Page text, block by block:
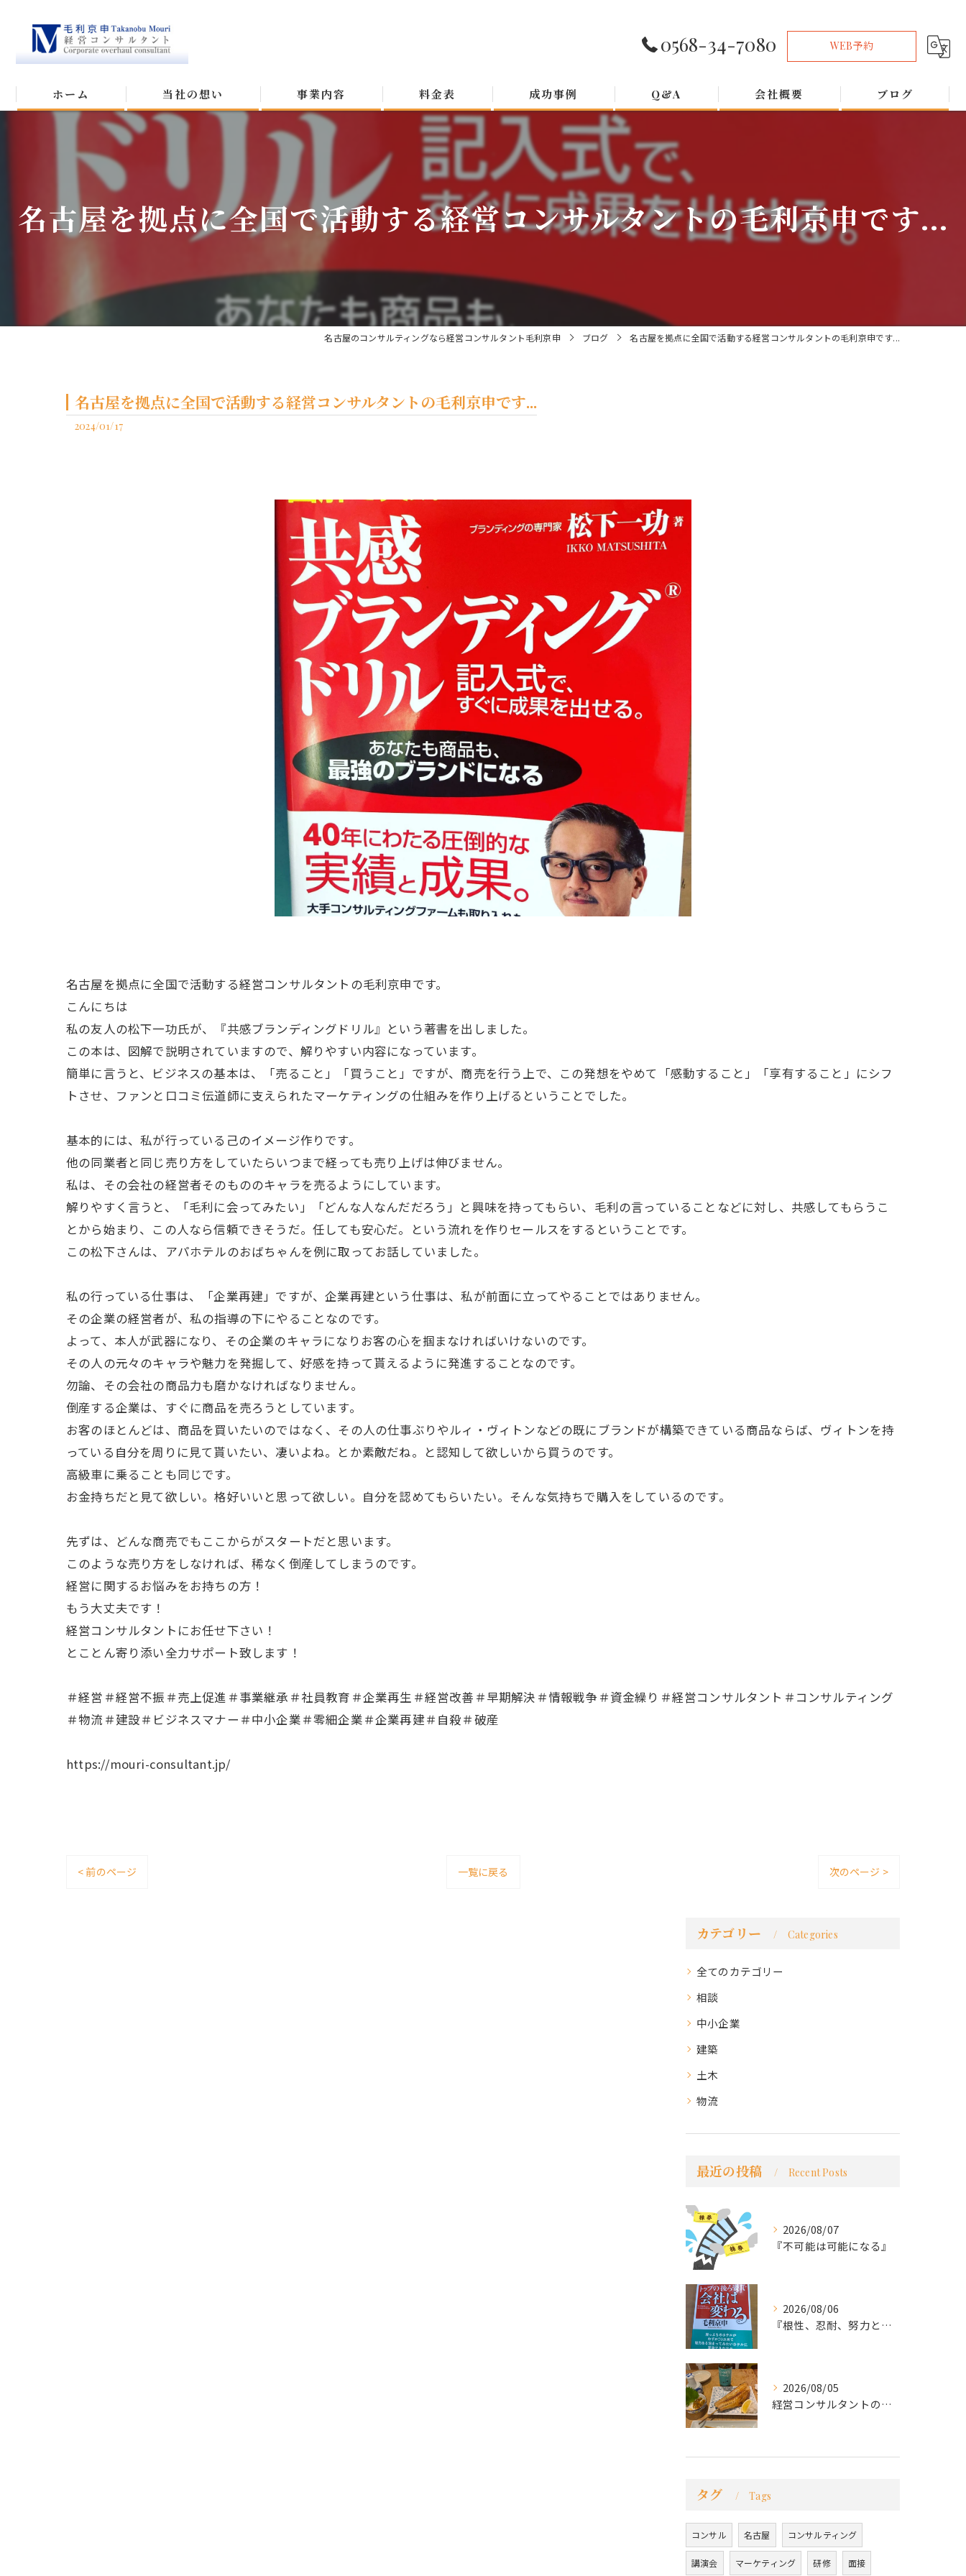
0568-34-7080 WEB予約
ホーム 当社の想い 事業内容 料金表 成功事例 Q&A 会社概要 ブログ
名古屋を拠点に全国で活動する経営コンサルタントの毛利京申です...
名古屋のコンサルティングなら経営コンサルタント毛利京申 ブログ 名古屋を拠点に全国で活動する経営コンサルタントの毛利京申です...
名古屋を拠点に全国で活動する経営コンサルタントの毛利京申です...
2024/01/17
名古屋を拠点に全国で活動する経営コンサルタントの毛利京申です。
こんにちは
私の友人の松下一功氏が、『共感ブランディングドリル』という著書を出しました。
この本は、図解で説明されていますので、解りやすい内容になっています。
簡単に言うと、ビジネスの基本は、「売ること」「買うこと」ですが、商売を行う上で、この発想をやめて「感動すること」「享有すること」にシフ
トさせ、ファンと口コミ伝道師に支えられたマーケティングの仕組みを作り上げるということでした。
基本的には、私が行っている己のイメージ作りです。
他の同業者と同じ売り方をしていたらいつまで経っても売り上げは伸びません。
私は、その会社の経営者そのもののキャラを売るようにしています。
解りやすく言うと、「毛利に会ってみたい」「どんな人なんだだろう」と興味を持ってもらい、毛利の言っていることなどに対し、共感してもらうこ
とから始まり、この人なら信頼できそうだ。任しても安心だ。という流れを作りセールスをするということです。
この松下さんは、アパホテルのおばちゃんを例に取ってお話していました。
私の行っている仕事は、「企業再建」ですが、企業再建という仕事は、私が前面に立ってやることではありません。
その企業の経営者が、私の指導の下にやることなのです。
よって、本人が武器になり、その企業のキャラになりお客の心を掴まなければいけないのです。
その人の元々のキャラや魅力を発掘して、好感を持って貰えるように発進することなのです。
勿論、その会社の商品力も磨かなければなりません。
倒産する企業は、すぐに商品を売ろうとしています。
お客のほとんどは、商品を買いたいのではなく、その人の仕事ぶりやルィ・ヴィトンなどの既にブランドが構築できている商品ならば、ヴィトンを持
っている自分を周りに見て貰いたい、凄いよね。とか素敵だね。と認知して欲しいから買うのです。
高級車に乗ることも同じです。
お金持ちだと見て欲しい。格好いいと思って欲しい。自分を認めてもらいたい。そんな気持ちで購入をしているのです。
先ずは、どんな商売でもここからがスタートだと思います。
このような売り方をしなければ、稀なく倒産してしまうのです。
経営に関するお悩みをお持ちの方！
もう大丈夫です！
経営コンサルタントにお任せ下さい！
とことん寄り添い全力サポート致します！
＃経営＃経営不振＃売上促進＃事業継承＃社員教育＃企業再生＃経営改善＃早期解決＃情報戦争＃資金繰り＃経営コンサルタント＃コンサルティング
＃物流＃建設＃ビジネスマナー＃中小企業＃零細企業＃企業再建＃自殺＃破産
https://mouri-consultant.jp/
< 前のページ 一覧に戻る 次のページ >
カテゴリー Categories
全てのカテゴリー
相談
中小企業
建築
土木
物流
最近の投稿 Recent Posts
2026/08/07
『不可能は可能になる』
2026/08/06
『根性、忍耐、努力という言葉は死語なのか』
2026/08/05
経営コンサルタントのモーちゃん・毛利京申です。
タグ Tags
コンサル 名古屋 コンサルティング
講演会 マーケティング 研修 面接